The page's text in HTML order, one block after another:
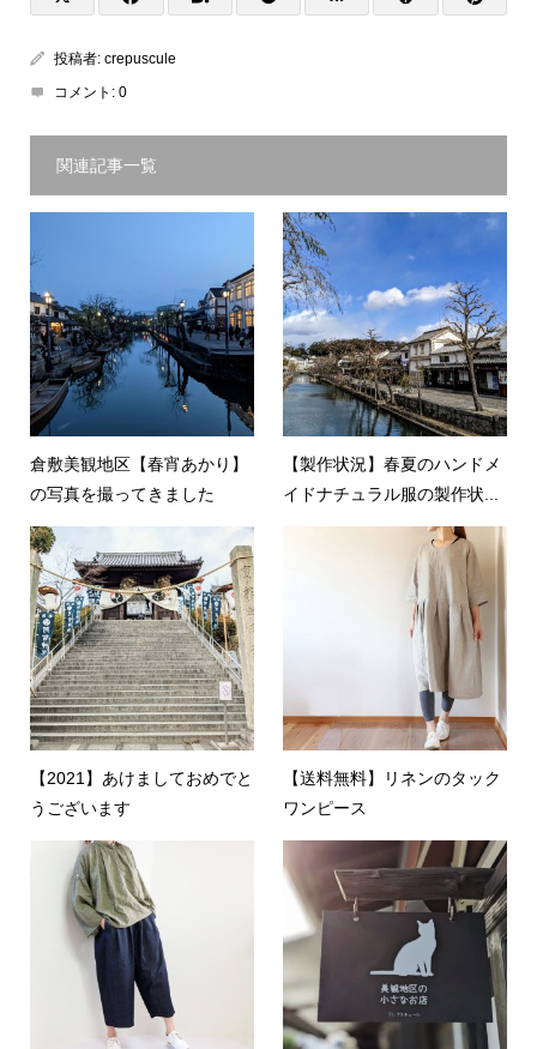
投稿者: crepuscule
コメント: 0
関連記事一覧
倉敷美観地区【春宵あかり】
の写真を撮ってきました
【製作状況】春夏のハンドメ
イドナチュラル服の製作状...
【2021】あけましておめでと
うございます
【送料無料】リネンのタック
ワンピース